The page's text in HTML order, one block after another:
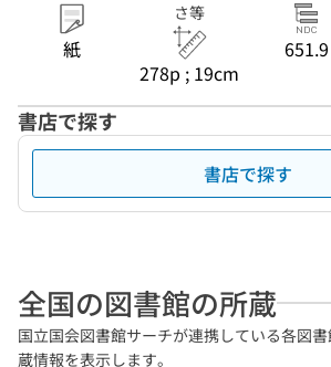
紙
さ等
278p ; 19cm
651.9
書店で探す
書店で探す
全国の図書館の所蔵
国立国会図書館サーチが連携している各図
蔵情報を表示します。